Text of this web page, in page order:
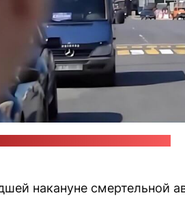
накануне смертельной